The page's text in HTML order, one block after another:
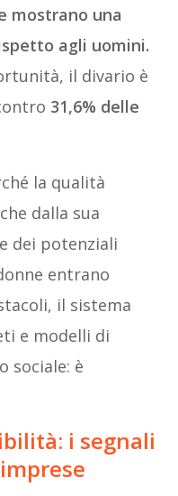
mostrano una
agli uomini.
il divario è
31,6% delle
la qualità
dalla sua
dei potenziali
entrano
il sistema
e modelli di
sociale: è
i segnali